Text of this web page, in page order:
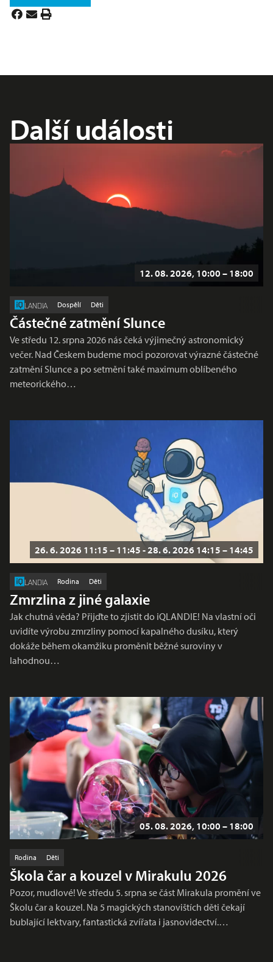
Další události
12. 08. 2026, 10:00 – 18:00
LANDIA Dospělí Děti
Částečné zatmění Slunce
Ve středu 12. srpna 2026 nás čeká výjimečný astronomický
večer. Nad Českem budeme moci pozorovat výrazné částečné
zatmění Slunce a po setmění také maximum oblíbeného
meteorického…
26. 6. 2026 11:15 – 11:45 - 28. 6. 2026 14:15 – 14:45
LANDIA Rodina Děti
Zmrzlina z jiné galaxie
Jak chutná věda? Přijďte to zjistit do iQLANDIE! Na vlastní oči
uvidíte výrobu zmrzliny pomocí kapalného dusíku, který
dokáže během okamžiku proměnit běžné suroviny v
lahodnou…
05. 08. 2026, 10:00 – 18:00
Rodina Děti
Škola čar a kouzel v Mirakulu 2026
Pozor, mudlové! Ve středu 5. srpna se část Mirakula promění ve
Školu čar a kouzel. Na 5 magických stanovištích děti čekají
bublající lektvary, fantastická zvířata i jasnovidectví.…